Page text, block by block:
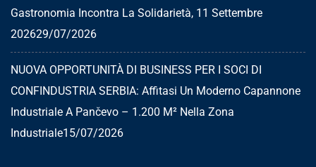
Gastronomia Incontra La Solidarietà, 11 Settembre
202629/07/2026
NUOVA OPPORTUNITÀ DI BUSINESS PER I SOCI DI
CONFINDUSTRIA SERBIA: Affitasi Un Moderno Capannone
Industriale A Pančevo – 1.200 M² Nella Zona
Industriale15/07/2026